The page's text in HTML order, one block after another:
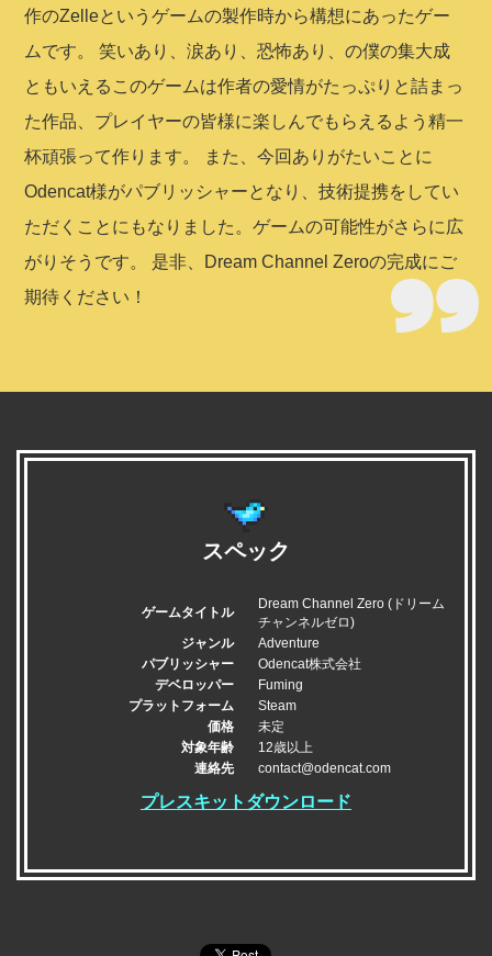
作のZelleというゲームの製作時から構想にあったゲー
ムです。 笑いあり、涙あり、恐怖あり、の僕の集大成
ともいえるこのゲームは作者の愛情がたっぷりと詰まっ
た作品、プレイヤーの皆様に楽しんでもらえるよう精一
杯頑張って作ります。 また、今回ありがたいことに
Odencat様がパブリッシャーとなり、技術提携をしてい
ただくことにもなりました。ゲームの可能性がさらに広
がりそうです。 是非、Dream Channel Zeroの完成にご
期待ください！
スペック
ゲームタイトル
Dream Channel Zero (ドリーム
チャンネルゼロ)
ジャンル
Adventure
パブリッシャー
Odencat株式会社
デベロッパー
Fuming
プラットフォーム
Steam
価格
未定
対象年齢
12歳以上
連絡先
contact@odencat.com
プレスキットダウンロード